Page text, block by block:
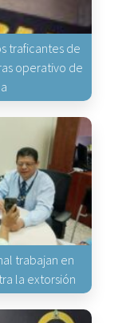
traficantes de
operativo de
trabajan en
la extorsión